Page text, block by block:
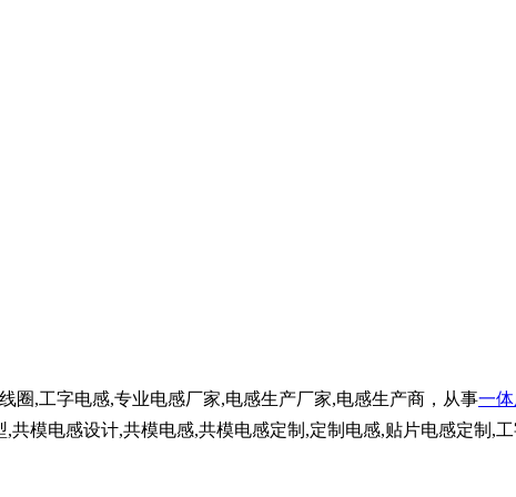
圈,工字电感,专业电感厂家,电感生产厂家,电感生产商，从事一
模电感设计,共模电感,共模电感定制,定制电感,贴片电感定制,